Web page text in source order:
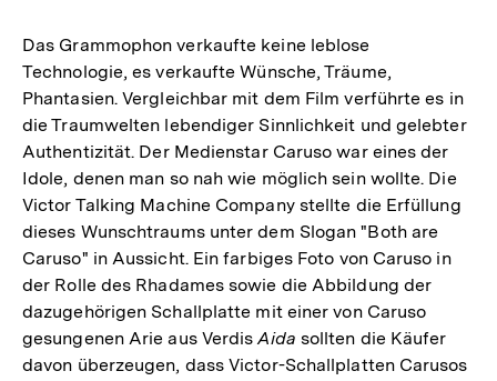
Das Grammophon verkaufte keine leblose
Technologie, es verkaufte Wünsche, Träume,
Phantasien. Vergleichbar mit dem Film verführte es in
die Traumwelten lebendiger Sinnlichkeit und gelebter
Authentizität. Der Medienstar Caruso war eines der
Idole, denen man so nah wie möglich sein wollte. Die
Victor Talking Machine Company stellte die Erfüllung
dieses Wunschtraums unter dem Slogan "Both are
Caruso" in Aussicht. Ein farbiges Foto von Caruso in
der Rolle des Rhadames sowie die Abbildung der
dazugehörigen Schallplatte mit einer von Caruso
gesungenen Arie aus VerdisAida sollten die Käufer
davon überzeugen, dass Victor-Schallplatten Carusos